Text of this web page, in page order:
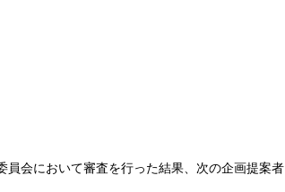
会において審査を行った結果、次の企画提案者